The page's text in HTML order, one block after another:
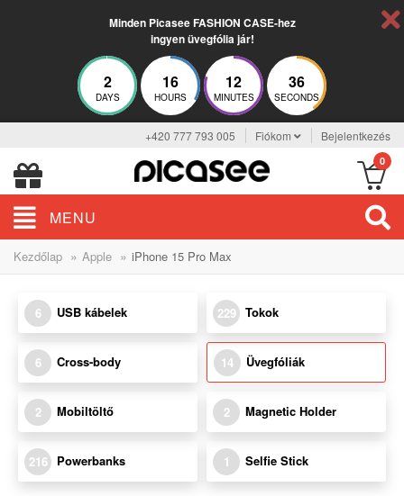
Minden Picasee FASHION CASE-hez
ingyen üvegfólia jár!
2
DAYS
16
HOURS
12
MINUTES
35
SECONDS
+420 777 793 005 Fiókom Bejelentkezés
0
MENU
Kezdőlap » Apple » iPhone 15 Pro Max
6 USB kábelek 229 Tokok
6 Cross-body 14 Üvegfóliák
2 Mobiltöltő 2 Magnetic Holder
216 Powerbanks 1 Selfie Stick